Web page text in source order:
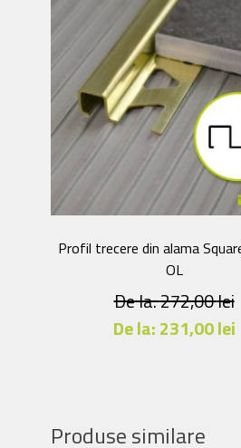
Profil trecere din alama
OL
De la:272,00lei
De la:231,00lei
mai
Produse similare